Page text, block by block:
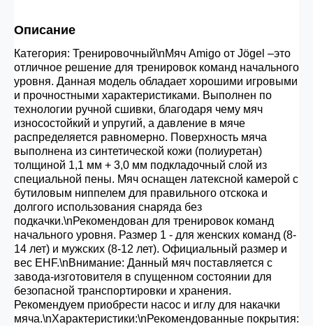
Опт 3(33%)- сумма всех заказов за 6 месяцев
80.000 рублей
Опт 2(36%) - сумма всех заказов за 6 месяцев
200.000 рублей.
Опт 1(38%) -сумма всех заказов за 6 месяцев -
400.000 рублей.
Описание
Категория: Тренировочный\nМяч Amigo от Jögel –это
отличное решение для тренировок команд начального
уровня. Данная модель обладает хорошими игровыми
и прочностными характеристиками. Выполнен по
технологии ручной сшивки, благодаря чему мяч
износостойкий и упругий, а давление в мяче
распределяется равномерно. Поверхность мяча
выполнена из синтетической кожи (полиуретан)
толщиной 1,1 мм + 3,0 мм подкладочный слой из
специальной пены. Мяч оснащен латексной камерой с
бутиловым ниппелем для правильного отскока и
долгого использования снаряда без
подкачки.\nРекомендован для тренировок команд
начального уровня. Размер 1 - для женских команд (8-
14 лет) и мужских (8-12 лет). Официальный размер и
вес EHF.\nВнимание: Данный мяч поставляется с
завода-изготовителя в спущенном состоянии для
безопасной транспортировки и хранения.
Рекомендуем приобрести насос и иглу для накачки
мяча.\nХарактеристики:\nРекомендованные покрытия: